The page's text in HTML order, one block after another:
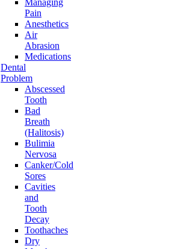
Managing
Pain
Anesthetics
Air
Abrasion
Medications
Dental
Problem
Abscessed
Tooth
Bad
Breath
(Halitosis)
Bulimia
Nervosa
Canker/Cold
Sores
Cavities
and
Tooth
Decay
Toothaches
Dry